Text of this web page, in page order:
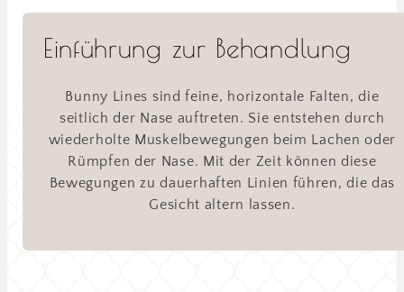
Einführung zur Behandlung
Bunny Lines sind feine, horizontale Falten, die
seitlich der Nase auftreten. Sie entstehen durch
wiederholte Muskelbewegungen beim Lachen oder
Rümpfen der Nase. Mit der Zeit können diese
Bewegungen zu dauerhaften Linien führen, die das
Gesicht altern lassen.